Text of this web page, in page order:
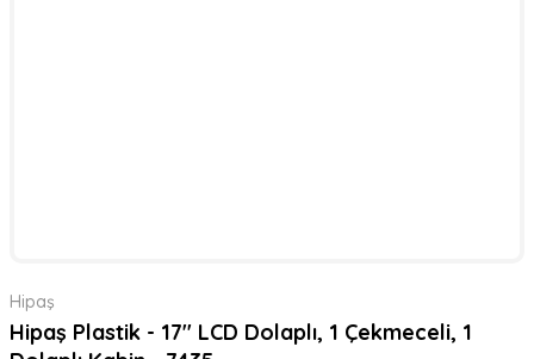
Hipaş
Hipaş Plastik - 17'' LCD Dolaplı, 1 Çekmeceli, 1